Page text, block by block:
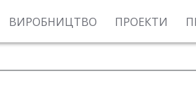
ВИРОБНИЦТВО ПРОЕКТИ